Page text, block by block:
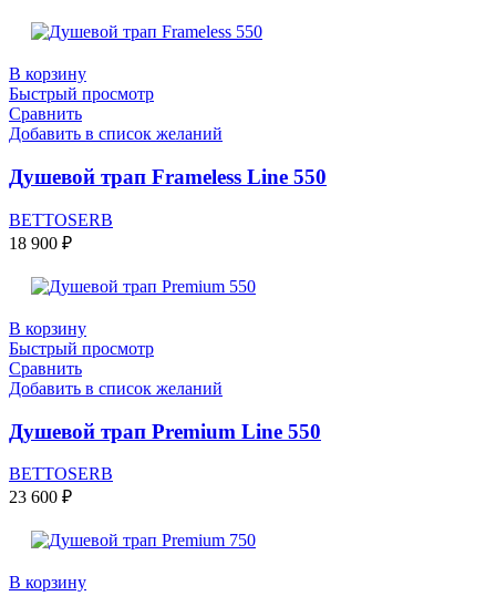
В корзину
Быстрый просмотр
Сравнить
Добавить в список желаний
Душевой трап Frameless Line 550
BETTOSERB
18 900 ₽
В корзину
Быстрый просмотр
Сравнить
Добавить в список желаний
Душевой трап Premium Line 550
BETTOSERB
23 600 ₽
В корзину